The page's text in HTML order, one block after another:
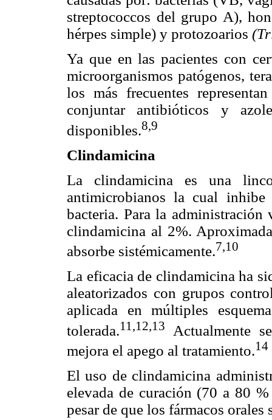
streptococcos del grupo A),
hérpes simple) y protozoarios
Ya que en las pacientes con
microorganismos patógenos,
los más frecuentes
conjuntar antibióticos y
disponibles.8,9
Clindamicina
La clindamicina es una
antimicrobianos la cual
bacteria. Para la
clindamicina al 2%.
absorbe sistémicamente.7,10
La eficacia de clindamicina ha
aleatorizados con grupos
aplicada en múltiples
tolerada.11,12,13
Actualmente
mejora el apego al tratamiento.14
El uso de clindamicina
elevada de curación (70 a 80
pesar de que los fármacos